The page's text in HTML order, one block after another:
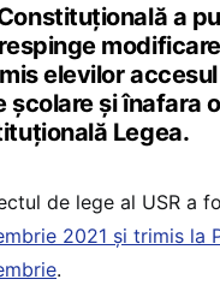
a
elevilor
școlare și înafara
Legea.
de lege al USR a
2021 și trimis la
.